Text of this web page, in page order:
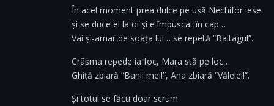
În acel moment prea dulce pe ușă Nechifor iese
și se duce el la oi și e împușcat în cap…
Vai și-amar de soața lui… se repetă “Baltagul”.
Crâșma repede ia foc, Mara stă pe loc…
Ghiță zbiară “Banii mei!”, Ana zbiară “Vălelei!”.
Și totul se făcu doar scrum